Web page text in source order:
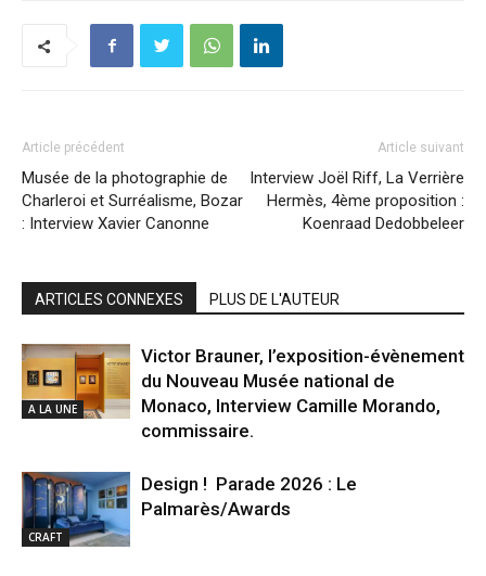
Article précédent
Musée de la photographie de
Charleroi et Surréalisme, Bozar
: Interview Xavier Canonne
Article suivant
Interview Joël Riff, La Verrière
Hermès, 4ème proposition :
Koenraad Dedobbeleer
ARTICLES CONNEXES PLUS DE L'AUTEUR
A LA UNE
Victor Brauner, l’exposition-évènement
du Nouveau Musée national de
Monaco, Interview Camille Morando,
commissaire.
CRAFT
Design ! Parade 2026 : Le
Palmarès/Awards